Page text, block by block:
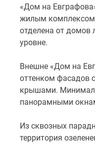
французские
балконы
с
панорамными
большинство
квартир
имеют
отличные
на
парк.
«Дом на
жилым комплексом
отделена от домов
уровне.
Внешне «Дом на
оттенком фасадов
крышами.
панорамными
Из сквозных
территория